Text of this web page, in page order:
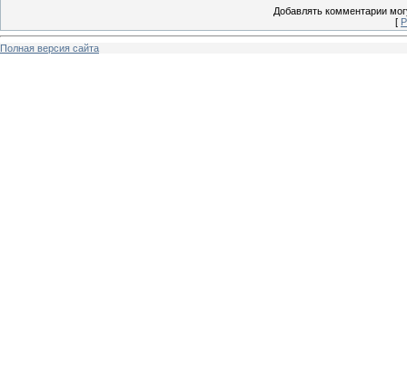
Добавлять комментарии
[
Полная версия сайта